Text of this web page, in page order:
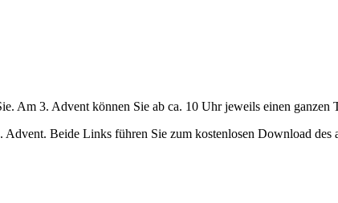
Am 3. Advent können Sie ab ca. 10 Uhr jeweils einen ganzen
Advent. Beide Links führen Sie zum kostenlosen Download des